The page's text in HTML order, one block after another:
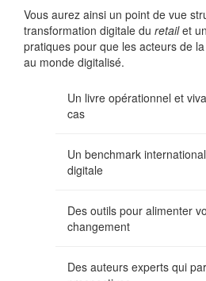
Vous aurez ainsi un point de vue
transformation digitale du retailet
pratiques pour que les acteurs de
au monde digitalisé.
Un livre opérationnel et
cas
Un benchmark
digitale
Des outils pour alimenter
changement
Des auteurs experts qui